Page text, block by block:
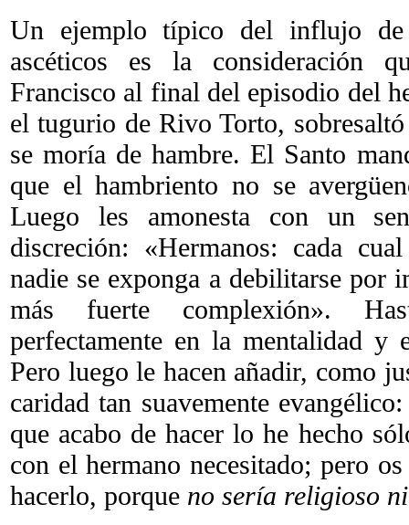
Un ejemplo típico del influjo de
ascéticos es la consideración
Francisco al final del episodio del
el tugurio de Rivo Torto,
se moría de hambre. El Santo
que el hambriento no se
Luego les amonesta con un
discreción: «Hermanos: cada
nadie se exponga a debilitarse por
más fuerte complexión».
perfectamente en la mentalidad y
Pero luego le hacen añadir, como
caridad tan suavemente
que acabo de hacer lo he hecho
con el hermano necesitado; pero
hacerlo, porque no sería religioso